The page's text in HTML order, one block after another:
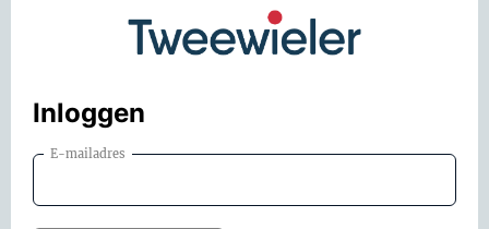
Inloggen
E-mailadres